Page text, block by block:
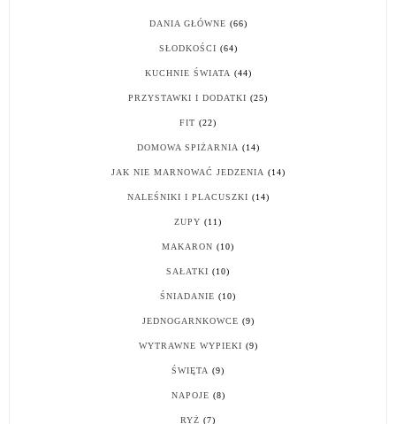
DANIA GŁÓWNE (66)
SŁODKOŚCI (64)
KUCHNIE ŚWIATA (44)
PRZYSTAWKI I DODATKI (25)
FIT (22)
DOMOWA SPIŻARNIA (14)
JAK NIE MARNOWAĆ JEDZENIA (14)
NALEŚNIKI I PLACUSZKI (14)
ZUPY (11)
MAKARON (10)
SAŁATKI (10)
ŚNIADANIE (10)
JEDNOGARNKOWCE (9)
WYTRAWNE WYPIEKI (9)
ŚWIĘTA (9)
NAPOJE (8)
RYŻ (7)